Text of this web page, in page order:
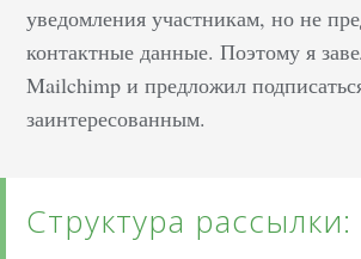
уведомления участникам, но не
контактные данные. Поэтому я
Mailchimp и предложил
заинтересованным.
Структура рассылки: